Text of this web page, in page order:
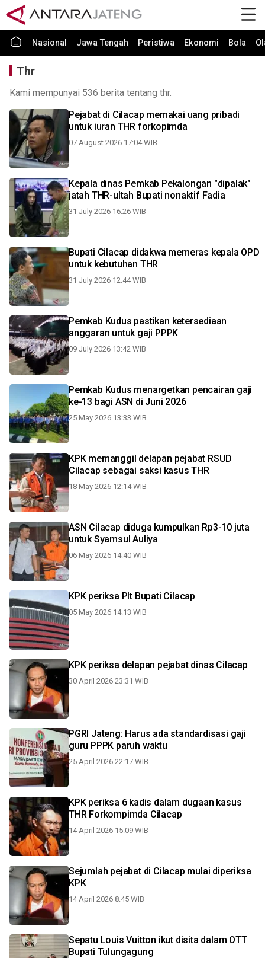
Nasional Jawa Tengah Peristiwa Ekonomi Bola
Thr
Kami mempunyai 536 berita tentang thr.
Pejabat di Cilacap memakai uang pribadi
untuk iuran THR forkopimda
07 August 2026 17:04 WIB
Kepala dinas Pemkab Pekalongan "dipalak"
jatah THR-ultah Bupati nonaktif Fadia
31 July 2026 16:26 WIB
Bupati Cilacap didakwa memeras kepala OPD
untuk kebutuhan THR
31 July 2026 12:44 WIB
Pemkab Kudus pastikan ketersediaan
anggaran untuk gaji PPPK
09 July 2026 13:42 WIB
Pemkab Kudus menargetkan pencairan gaji
ke-13 bagi ASN di Juni 2026
25 May 2026 13:33 WIB
KPK memanggil delapan pejabat RSUD
Cilacap sebagai saksi kasus THR
18 May 2026 12:14 WIB
ASN Cilacap diduga kumpulkan Rp3-10 juta
untuk Syamsul Auliya
06 May 2026 14:40 WIB
KPK periksa Plt Bupati Cilacap
05 May 2026 14:13 WIB
KPK periksa delapan pejabat dinas Cilacap
30 April 2026 23:31 WIB
PGRI Jateng: Harus ada standardisasi gaji
guru PPPK paruh waktu
25 April 2026 22:17 WIB
KPK periksa 6 kadis dalam dugaan kasus
THR Forkompimda Cilacap
14 April 2026 15:09 WIB
Sejumlah pejabat di Cilacap mulai diperiksa
KPK
14 April 2026 8:45 WIB
Sepatu Louis Vuitton ikut disita dalam OTT
Bupati Tulungagung